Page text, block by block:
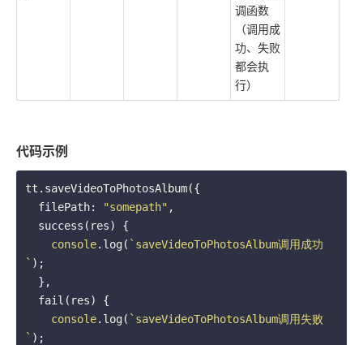
调函数
（调用成
功、失败
都会执
行）
代码示例
tt.saveVideoToPhotosAlbum({
  filePath:
"somepath" ,
console.log( `saveVideoToPhotosAlbum调用成功
` );
console.log( `saveVideoToPhotosAlbum调用失败
` );